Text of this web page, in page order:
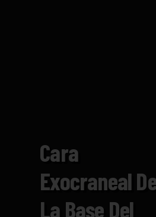
Cara
Exocraneal
La Base Del